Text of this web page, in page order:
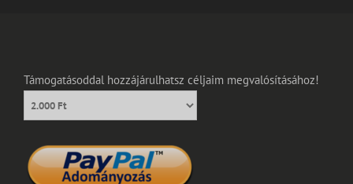
Támogatásoddal hozzájárulhatsz céljaim megvalósításához!